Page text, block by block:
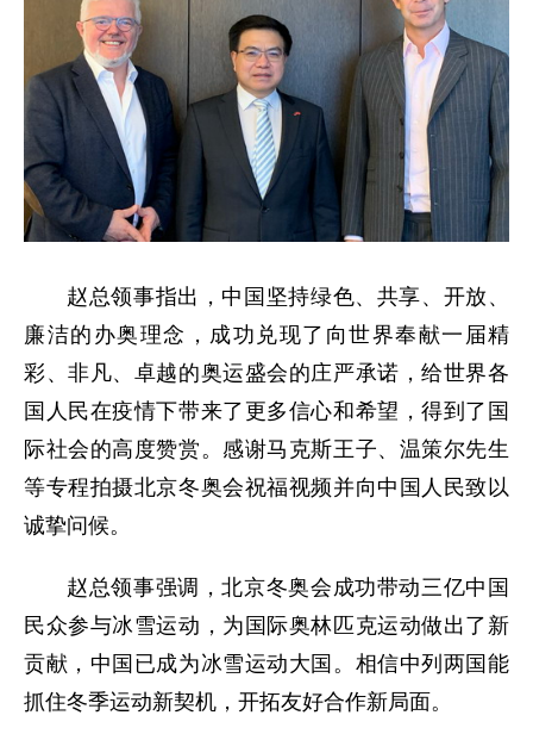
赵总领事指出，中国坚持绿色、共享、开放、
廉洁的办奥理念，成功兑现了向世界奉献一届精
彩、非凡、卓越的奥运盛会的庄严承诺，给世界各
国人民在疫情下带来了更多信心和希望，得到了国
际社会的高度赞赏。感谢马克斯王子、温策尔先生
等专程拍摄北京冬奥会祝福视频并向中国人民致以
诚挚问候。
赵总领事强调，北京冬奥会成功带动三亿中国
民众参与冰雪运动，为国际奥林匹克运动做出了新
贡献，中国已成为冰雪运动大国。相信中列两国能
抓住冬季运动新契机，开拓友好合作新局面。